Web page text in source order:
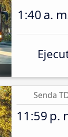
1:40 a.
Senda
11:59 p.